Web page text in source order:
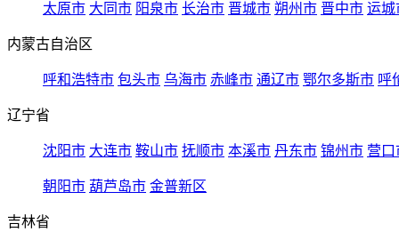
太原市 大同市 阳泉市 长治市 晋城市 朔州市 晋中市 运城
内蒙古自治区
呼和浩特市 包头市 乌海市 赤峰市 通辽市 鄂尔多斯市 呼
辽宁省
沈阳市 大连市 鞍山市 抚顺市 本溪市 丹东市 锦州市 营口
朝阳市 葫芦岛市 金普新区
吉林省